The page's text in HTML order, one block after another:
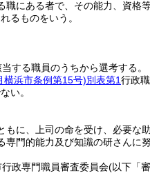
職にある者で、その能力、資格
るものをいう。
する職員のうちから選考する。
横浜市条例第15号)別表第1行政
い。
に、上司の命を受け、必要な助
門的能力及び知識の研さんに
政専門職員審査委員会(以下「